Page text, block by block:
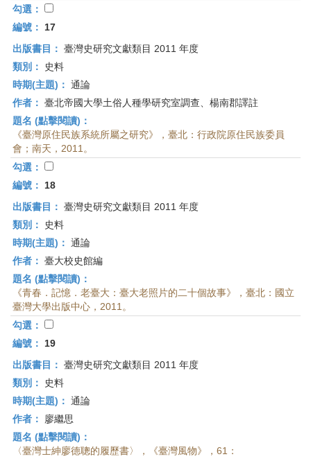
勾選：
編號：
17
出版書目： 臺灣史研究文獻類目 2011 年度
類別：
史料
時期(主題)： 通論
作者： 臺北帝國大學土俗人種學研究室調查、楊南郡譯註
題名 (點擊閱讀)：
《臺灣原住民族系統所屬之研究》，臺北：行政院原住民族委員
會；南天，2011。
勾選：
編號：
18
出版書目： 臺灣史研究文獻類目 2011 年度
類別：
史料
時期(主題)： 通論
作者： 臺大校史館編
題名 (點擊閱讀)：
《青春．記憶．老臺大：臺大老照片的二十個故事》，臺北：國立
臺灣大學出版中心，2011。
勾選：
編號：
19
出版書目： 臺灣史研究文獻類目 2011 年度
類別：
史料
時期(主題)： 通論
作者：
廖繼思
題名 (點擊閱讀)：
〈臺灣士紳廖德聰的履歷書〉，《臺灣風物》，61：